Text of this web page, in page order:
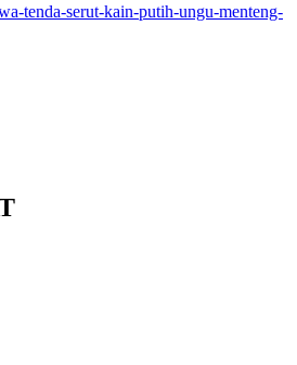
tenda-serut-kain-putih-ungu-menteng-